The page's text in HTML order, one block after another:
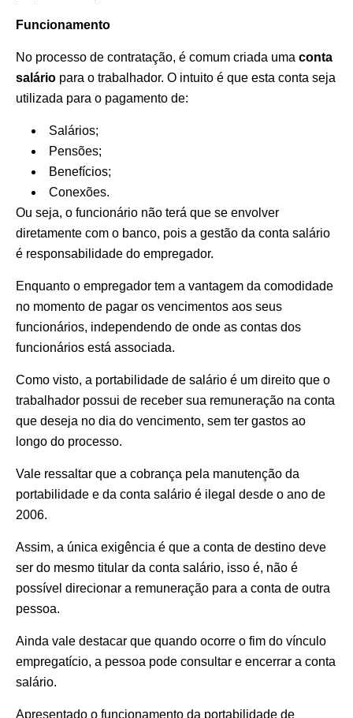
Funcionamento
No processo de contratação, é comum criada uma conta
salário para o trabalhador. O intuito é que esta conta seja
utilizada para o pagamento de:
Salários;
Pensões;
Benefícios;
Conexões.
Ou seja, o funcionário não terá que se envolver
diretamente com o banco, pois a gestão da conta salário
é responsabilidade do empregador.
Enquanto o empregador tem a vantagem da comodidade
no momento de pagar os vencimentos aos seus
funcionários, independendo de onde as contas dos
funcionários está associada.
Como visto, a portabilidade de salário é um direito que o
trabalhador possui de receber sua remuneração na conta
que deseja no dia do vencimento, sem ter gastos ao
longo do processo.
Vale ressaltar que a cobrança pela manutenção da
portabilidade e da conta salário é ilegal desde o ano de
2006.
Assim, a única exigência é que a conta de destino deve
ser do mesmo titular da conta salário, isso é, não é
possível direcionar a remuneração para a conta de outra
pessoa.
Ainda vale destacar que quando ocorre o fim do vínculo
empregatício, a pessoa pode consultar e encerrar a conta
salário.
Apresentado o funcionamento da portabilidade de